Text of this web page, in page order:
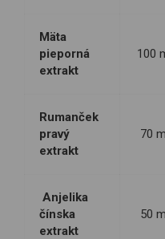
Mäta
pieporná
extrakt
100
Rumanček
pravý
extrakt
70
Anjelika
čínska
extrakt
50